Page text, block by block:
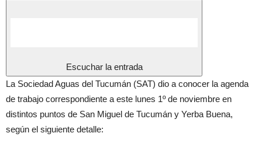
Escuchar la entrada
La Sociedad Aguas del Tucumán (SAT) dio a conocer la agenda
de trabajo correspondiente a este lunes 1º de noviembre en
distintos puntos de San Miguel de Tucumán y Yerba Buena,
según el siguiente detalle: